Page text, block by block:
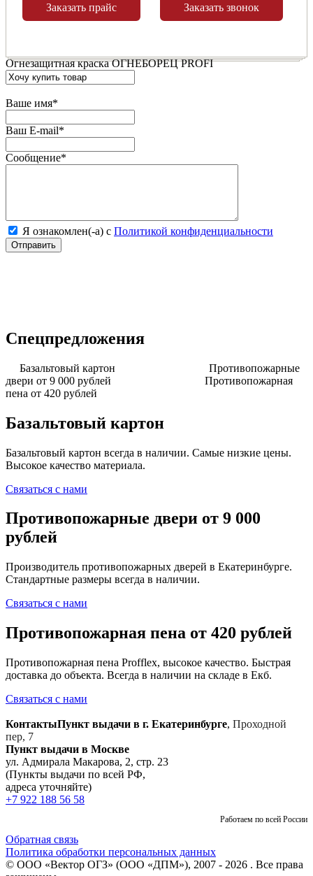
Заказать прайс Заказать звонок
Огнезащитная краска ОГНЕБОРЕЦ PROFI
Ваше имя*
Ваш E-mail*
Сообщение*
Я ознакомлен(-а) с Политикой конфиденциальности
Спецпредложения
Базальтовый картон
Противопожарные
двери от 9 000 рублей
Противопожарная
пена от 420 рублей
Базальтовый картон
Базальтовый картон всегда в наличии. Самые низкие цены.
Высокое качество материала.
Связаться с нами
Противопожарные двери от 9 000
рублей
Производитель противопожарных дверей в Екатеринбурге.
Стандартные размеры всегда в наличии.
Связаться с нами
Противопожарная пена от 420 рублей
Противопожарная пена Profflex, высокое качество. Быстрая
доставка до объекта. Всегда в наличии на складе в Екб.
Связаться с нами
КонтактыПункт выдачи в г. Екатеринбурге, Проходной
пер, 7
Пункт выдачи в Москве
ул. Адмирала Макарова, 2, стр. 23
(Пункты выдачи по всей РФ,
адреса уточняйте)
+7 922 188 56 58
Работаем по всей России
Обратная связь
Политика обработки персональных данных
© ООО «Вектор ОГЗ» (ООО «ДПМ»), 2007 - 2026 . Все права